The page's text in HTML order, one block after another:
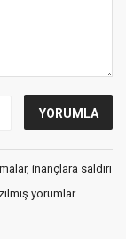
inançlara saldırı
yorumlar